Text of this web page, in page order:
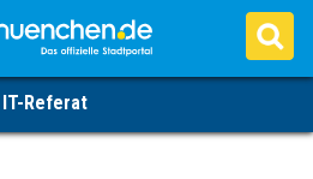
IT-Referat